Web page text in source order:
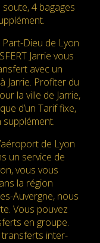
4 bagages
Dieu de Lyon
Jarrie vous
avec un
Jarrie. Profiter du
la ville de Jarrie,
d’un Tarif fixe,
supplément.
de Lyon
un service de
vous vous
la région
Auvergne, nous
Vous pouvez
en groupe.
inter-